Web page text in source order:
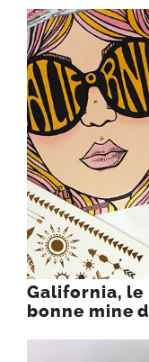
Galifornia, le
bonne mine